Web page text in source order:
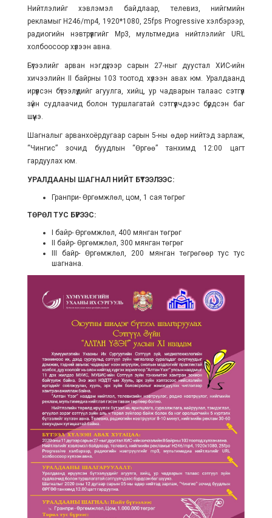
Нийтлэлийг хэвлэмэл байдлаар, телевиз, нийгмийн
рекламыг H246/mp4, 1920*1080, 25fps Progressive хэлбэрээр,
радиогийн нэвтрүүлгийг Mp3, мультмедиа нийтлэлийг URL
холбоосоор хүлээн авна.
Бүтээлийг арван нэгдүгээр сарын 27-ныг дуустал ХИС-ийн
хичээлийн II байрны 103 тоотод хүлээн авах юм. Уралдаанд
ирүүлсэн бүтээлүүдийг агуулга, хийц, ур чадварын талаас сэтгүүл
зүйн судлаачид болон туршлагатай сэтгүүлчдээс бүрдсэн баг
шүүнэ.
Шагналыг арванхоёрдугаар сарын 5-ны өдөр нийтэд зарлаж,
“Чингис” зочид буудлын “Өргөө” танхимд 12:00 цагт
гардуулах юм.
УРАЛДААНЫ ШАГНАЛ НИЙТ БҮТЭЭЛЭЭС:
Гранпри- Өргөмжлөл, цом, 1 сая төгрөг
ТӨРӨЛ ТУС БҮРЭЭС:
I байр- Өргөмжлөл, 400 мянган төгрөг
II байр- Өргөмжлөл, 300 мянган төгрөг
III байр- Өргөмжлөл, 200 мянган төгрөгөөр тус тус
шагнана.